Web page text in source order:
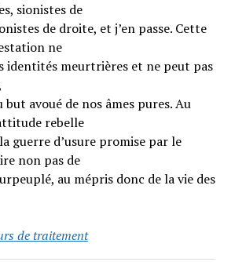
sionistes de
de droite, et j’en passe. Cette
ne
identités meurtrières et ne peut pas
avoué de nos âmes pures. Au
rebelle
guerre d’usure promise par le
non pas de
au mépris donc de la vie des
de traitement